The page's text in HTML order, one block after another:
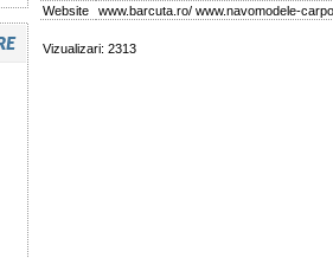
Website
www.barcuta.ro/ www.navomodele-
Vizualizari: 2313